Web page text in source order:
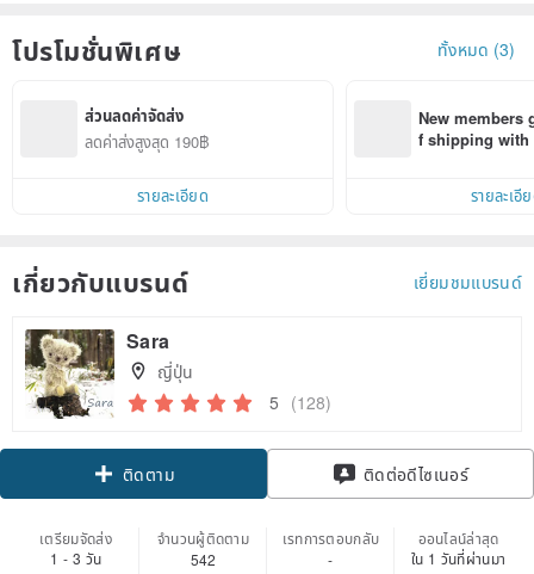
โปรโมชั่นพิเศษ ทั้งหมด (3)
ส่วนลดค่าจัดส่ง
ลดค่าส่งสูงสุด 190฿
รายละเอียด
New members
f shipping
รายละเอี
เกี่ยวกับแบรนด์ เยี่ยมชมแบรนด์
Sara
ญี่ปุ่น
5 (128)
ติดตาม
ติดต่อดีไซเนอร์
เตรียมจัดส่ง
1 - 3 วัน
จำนวนผู้ติดตาม
542
เรทการตอบกลับ
-
ออนไลน์ล่าสุด
ใน 1 วันที่ผ่านมา